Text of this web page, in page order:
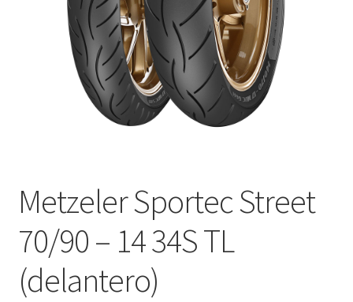
Metzeler Sportec Street
70/90 – 14 34S TL
(delantero)